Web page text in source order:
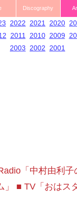
2022 2021 2020
2011 2010 2009
2003
2002 2001
Discography
「中村由利子
」 ■ TV「おはス